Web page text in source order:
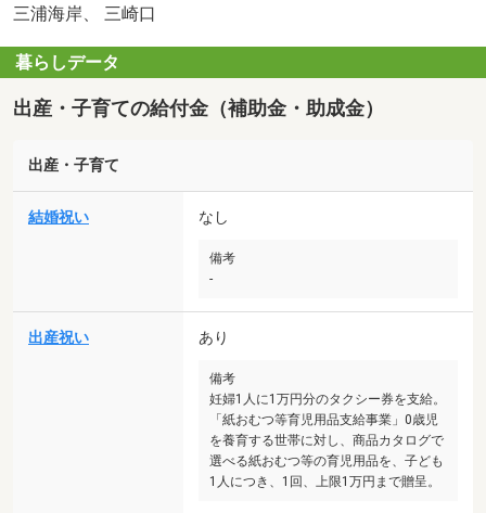
三浦海岸、 三崎口
暮らしデータ
出産・子育ての給付金（補助金・助成金）
出産・子育て
結婚祝い なし
備考
-
出産祝い あり
備考
妊婦1人に1万円分のタクシー券を支給。
「紙おむつ等育児用品支給事業」0歳児
を養育する世帯に対し、商品カタログで
選べる紙おむつ等の育児用品を、子ども
1人につき、1回、上限1万円まで贈呈。